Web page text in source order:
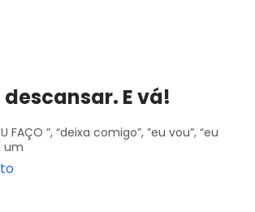
E vá!
FAÇO ”, “deixa comigo”, ”eu vou”, “eu
um